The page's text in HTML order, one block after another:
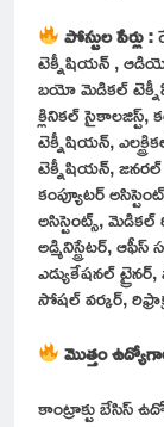
పోస్టుల పేర్లు :
టెక్నీషియన్ ,
బయో మెడికల్
క్లినికల్
టెక్నీషియన్,
టెక్నీషియన్, జనరల్
కంప్యూటర్
అసిస్టెంట్స్,
అడ్మినిస్ట్రేటర్,
ఎడ్యుకేషనల్
సోషల్ వర్కర్,
మొత్తం
కాంట్రాక్టు బేసిస్